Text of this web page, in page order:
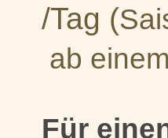
/Tag (
ab
Für